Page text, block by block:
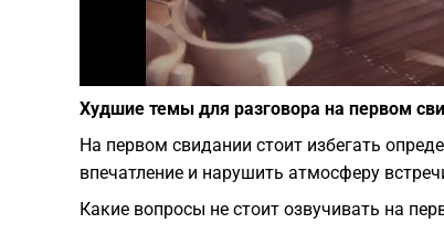
Худшие темы для разговора на первом
На первом свидании стоит избегать
впечатление и нарушить атмосферу
Какие вопросы не стоит озвучивать на